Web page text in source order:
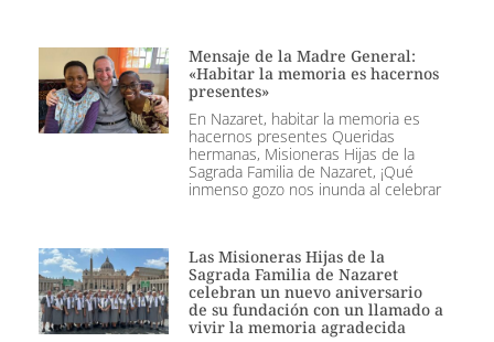
Mensaje de la Madre General:
«Habitar la memoria es hacernos
presentes»
En Nazaret, habitar la memoria es
hacernos presentes Queridas
hermanas, Misioneras Hijas de la
Sagrada Familia de Nazaret, ¡Qué
inmenso gozo nos inunda al celebrar
Las Misioneras Hijas de la
Sagrada Familia de Nazaret
celebran un nuevo aniversario
de su fundación con un llamado a
vivir la memoria agradecida